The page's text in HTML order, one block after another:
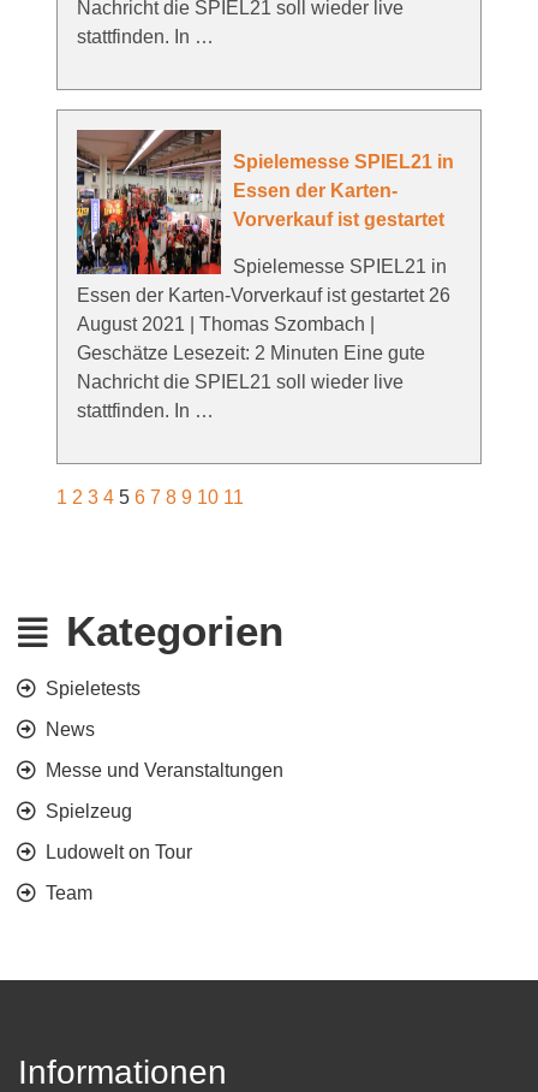
Nachricht die SPIEL21 soll wieder live
stattfinden. In …
Spielemesse SPIEL21 in
Essen der Karten-
Vorverkauf ist gestartet
Spielemesse SPIEL21 in
Essen der Karten-Vorverkauf ist gestartet 26
August 2021 | Thomas Szombach |
Geschätze Lesezeit: 2 Minuten Eine gute
Nachricht die SPIEL21 soll wieder live
stattfinden. In …
1 2 3 4 5 6 7 8 9 10 11
Kategorien
Spieletests
News
Messe und Veranstaltungen
Spielzeug
Ludowelt on Tour
Team
Informationen